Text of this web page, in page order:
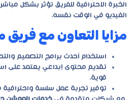
الخبرة الاحترافية للفريق تؤثر بشكل
الفيديو في الوقت نفسه.
مزايا التعاون مع
استخدام أحدث برامج التصميم
تقديم محتوى إبداعي يعتمد على
قوية.
توفير تجربة عمل سلسة واحترافية